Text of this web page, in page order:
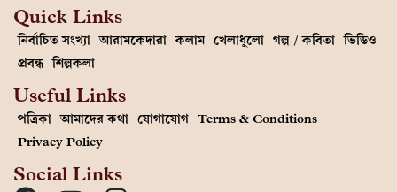
Quick Links
নির্বাচিত সংখ্যা আরামকেদারা কলাম খেলাধুলো গল্প / কবিতা ভিডিও
প্রবন্ধ শিল্পকলা
Useful Links
পত্রিকা আমাদের কথা যোগাযোগ Terms & Conditions
Privacy Policy
Social Links